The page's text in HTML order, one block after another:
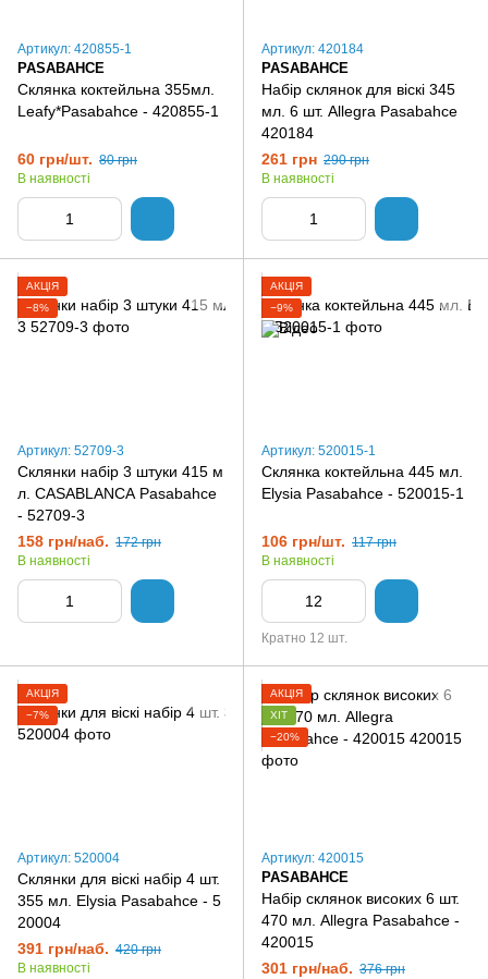
Артикул: 420855-1
PASABAHCE
Склянка коктейльна 355мл.
Leafy*Pasabahce - 420855-1
60 грн/шт. 80 грн
В наявності
Артикул: 420184
PASABAHCE
Набір склянок для віскі 345
мл. 6 шт. Allegra Pasabahce
420184
261 грн 290 грн
В наявності
АКЦІЯ
−8%
Артикул: 52709-3
Склянки набір 3 штуки 415 м
л. CASABLANCA Pasabahce
- 52709-3
158 грн/наб. 172 грн
В наявності
АКЦІЯ
−9%
Артикул: 520015-1
Склянка коктейльна 445 мл.
Elysia Pasabahce - 520015-1
106 грн/шт. 117 грн
В наявності
Кратно 12 шт.
АКЦІЯ
−7%
Артикул: 520004
Склянки для віскі набір 4 шт.
355 мл. Elysia Pasabahce - 5
20004
391 грн/наб. 420 грн
В наявності
АКЦІЯ
ХІТ
−20%
Артикул: 420015
PASABAHCE
Набір склянок високих 6 шт.
470 мл. Allegra Pasabahce -
420015
301 грн/наб. 376 грн